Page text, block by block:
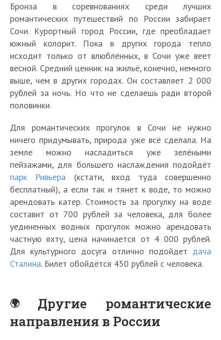
Бронза в соревнованиях среди лучших
романтических путешествий по России забирает
Сочи. Курортный город России, где преобладает
южный колорит. Пока в других города тепло
исходит только от влюблённых, в Сочи уже веет
весной. Средний ценник на жильё, конечно, немного
выше, чем в других городах. Он составляет 2 000
рублей за ночь. Но что не сделаешь ради второй
половинки.
Для романтических прогулок в Сочи не нужно
ничего придумывать, природа уже всё сделала. На
земле можно насладиться уже зелёными
пейзажами, для большего наслаждения подойдёт
парк Ривьера (кстати, вход туда совершенно
бесплатный), а если так и тянет к воде, то можно
арендовать катер. Стоимость за прогулку на воде
составит от 700 рублей за человека, для более
уединенных водных прогулок можно арендовать
частную яхту, цена начинается от 4 000 рублей.
Для культурного досуга отлично подойдет дача
Сталина. Билет обойдётся 450 рублей с человека.
Другие романтические
направления в России